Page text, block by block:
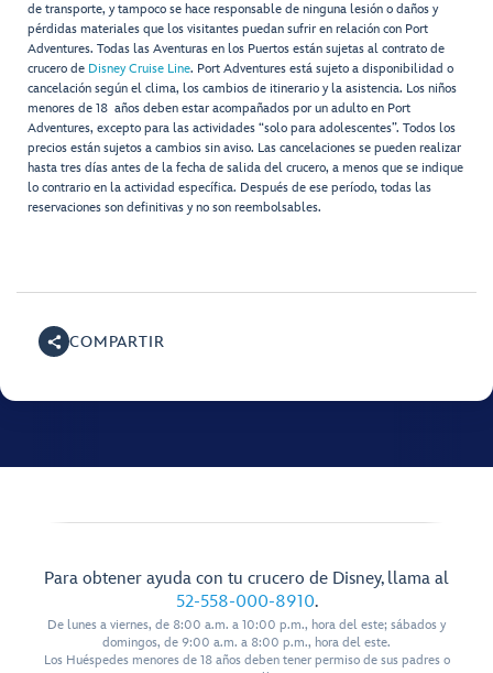
de transporte, y tampoco se hace responsable de ninguna lesión o daños y
pérdidas materiales que los visitantes puedan sufrir en relación con Port
Adventures. Todas las Aventuras en los Puertos están sujetas al contrato de
crucero de Disney Cruise Line. Port Adventures está sujeto a disponibilidad o
cancelación según el clima, los cambios de itinerario y la asistencia. Los niños
menores de 18 años deben estar acompañados por un adulto en Port
Adventures, excepto para las actividades “solo para adolescentes”. Todos los
precios están sujetos a cambios sin aviso. Las cancelaciones se pueden realizar
hasta tres días antes de la fecha de salida del crucero, a menos que se indique
lo contrario en la actividad específica. Después de ese período, todas las
reservaciones son definitivas y no son reembolsables.
COMPARTIR
Para obtener ayuda con tu crucero de Disney, llama al
52-558-000-8910.
De lunes a viernes, de 8:00 a.m. a 10:00 p.m., hora del este; sábados y
domingos, de 9:00 a.m. a 8:00 p.m., hora del este.
Los Huéspedes menores de 18 años deben tener permiso de sus padres o